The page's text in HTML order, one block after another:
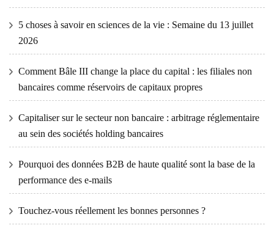
5 choses à savoir en sciences de la vie : Semaine du 13 juillet
2026
Comment Bâle III change la place du capital : les filiales non
bancaires comme réservoirs de capitaux propres
Capitaliser sur le secteur non bancaire : arbitrage réglementaire
au sein des sociétés holding bancaires
Pourquoi des données B2B de haute qualité sont la base de la
performance des e-mails
Touchez-vous réellement les bonnes personnes ?